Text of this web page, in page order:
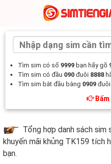
Tìm sim có số 9999 bạn hãy gõ
Tìm sim có đầu 090 đuôi 8888
Tìm sim bắt đầu bằng 0909 đuôi
Tổng hợp danh sách
khuyến mãi khủng TK159 tích
bạn.